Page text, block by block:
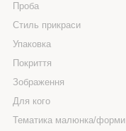
Проба
Стиль прикраси
Упаковка
Покриття
Зображення
Для кого
Тематика малюнка/форми